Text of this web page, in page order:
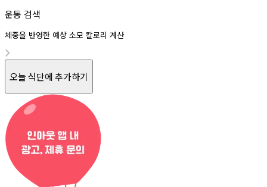
운동 검색
체중을 반영한 예상 소모 칼로리 계산
오늘 식단에 추가하기